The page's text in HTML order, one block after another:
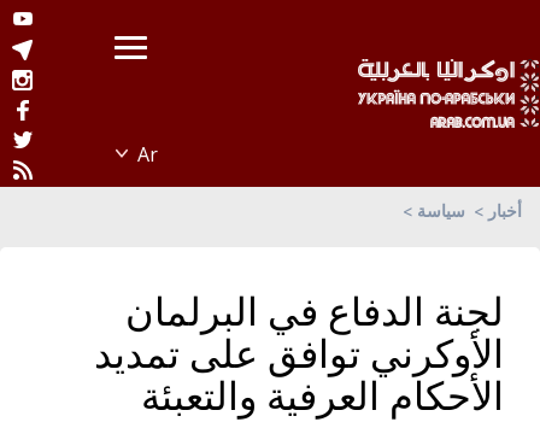
أخبار سياسة
لجنة الدفاع في البرلمان
الأوكرني توافق على تمديد
الأحكام العرفية والتعبئة